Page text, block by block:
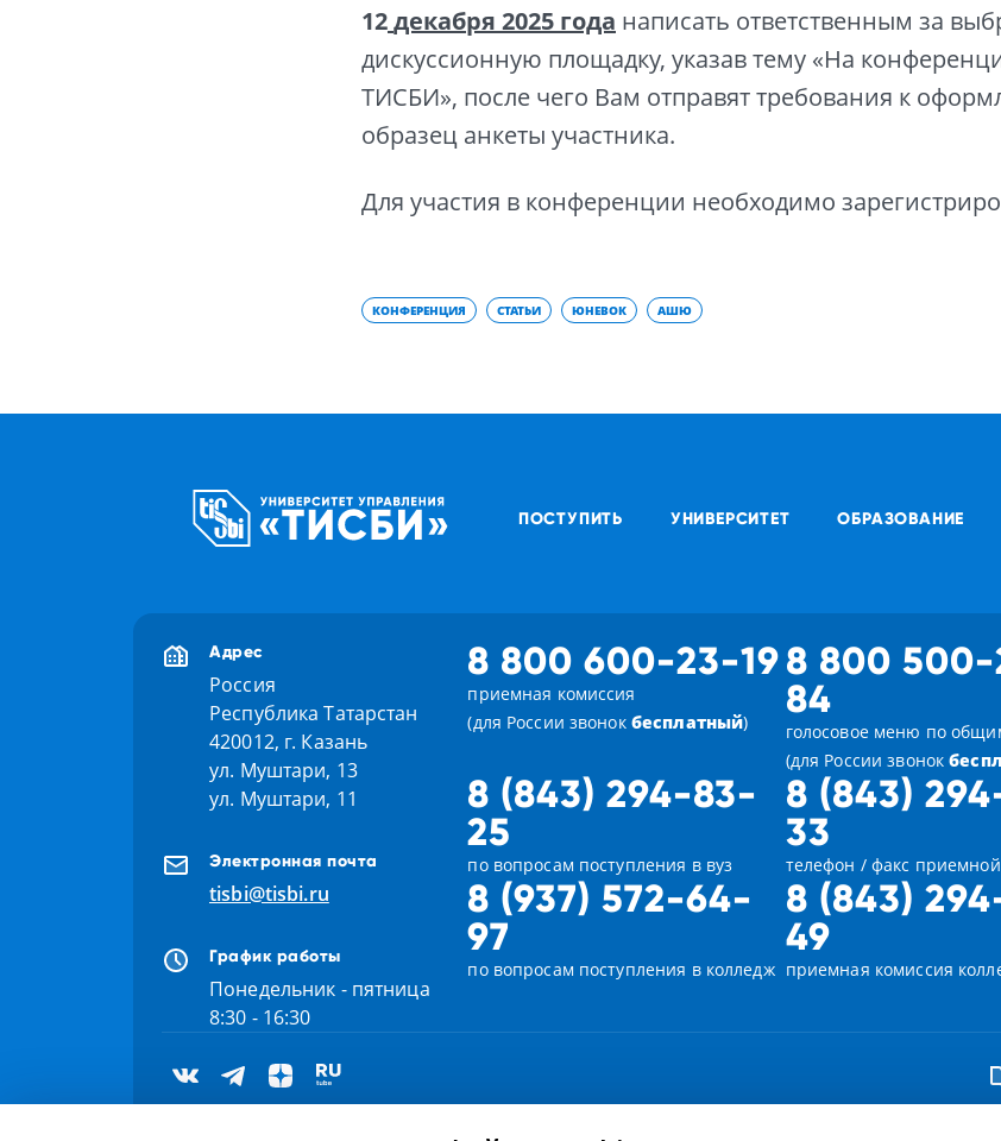
12декабря 2025 года написать ответственным за
дискуссионную площадку, указав тему «На
ТИСБИ», после чего Вам отправят требования к
образец анкеты участника.
Для участия в конференции необходимо
КОНФЕРЕНЦИЯ СТАТЬИ ЮНЕВОК АШЮ
ПОСТУПИТЬ УНИВЕРСИТЕТ ОБРАЗОВАНИЕ
Адрес
Россия
Республика Татарстан
420012, г. Казань
ул. Муштари, 13
ул. Муштари, 11
Электронная почта
tisbi@tisbi.ru
График работы
Понедельник - пятница
8:30 - 16:30
8 800 600-23-19
приемная комиссия
(для России звонок бесплатный)
8 800
84
голосовое меню по
(для России звонок
8 (843) 294-83-
25
по вопросам поступления в вуз
8 (843)
33
телефон / факс
8 (937) 572-64-
97
по вопросам поступления в колледж
8 (843)
49
приемная комиссия